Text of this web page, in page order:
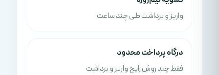
واریز و برداشت طی چند ساعت
درگاه پرداخت محدود
فقط چند روش رایج واریز و برداشت